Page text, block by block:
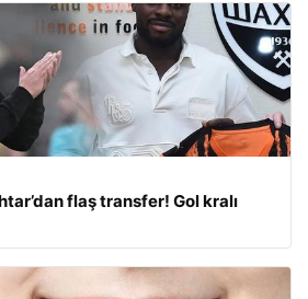
flaş transfer! Gol kralı